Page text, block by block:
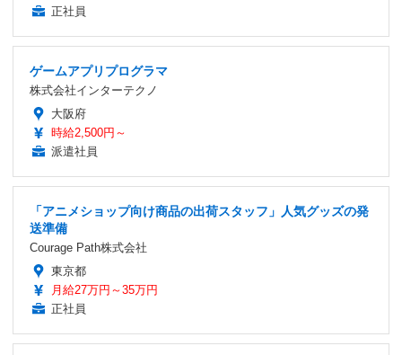
正社員
ゲームアプリプログラマ
株式会社インターテクノ
大阪府
時給2,500円～
派遣社員
「アニメショップ向け商品の出荷スタッフ」人気グッズの発
送準備
Courage Path株式会社
東京都
月給27万円～35万円
正社員